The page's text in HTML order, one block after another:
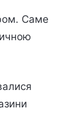
Саме